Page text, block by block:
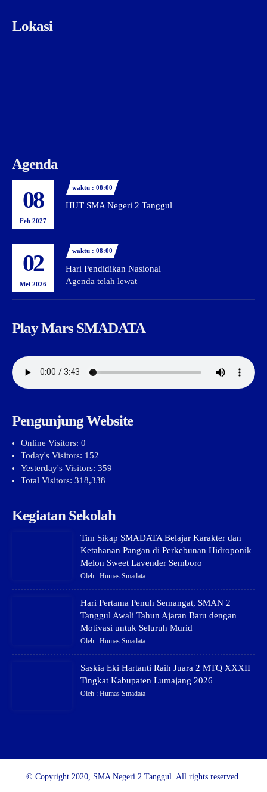
Lokasi
Agenda
08
Feb 2027
waktu : 08:00
HUT SMA Negeri 2 Tanggul
02
Mei 2026
waktu : 08:00
Hari Pendidikan Nasional
Agenda telah lewat
Play Mars SMADATA
Pengunjung Website
Online Visitors: 0
Today's Visitors: 152
Yesterday's Visitors: 359
Total Visitors: 318,338
Kegiatan Sekolah
Tim Sikap SMADATA Belajar Karakter dan
Ketahanan Pangan di Perkebunan Hidroponik
Melon Sweet Lavender Semboro
Oleh : Humas Smadata
Hari Pertama Penuh Semangat, SMAN 2
Tanggul Awali Tahun Ajaran Baru dengan
Motivasi untuk Seluruh Murid
Oleh : Humas Smadata
Saskia Eki Hartanti Raih Juara 2 MTQ XXXII
Tingkat Kabupaten Lumajang 2026
Oleh : Humas Smadata
© Copyright 2020, SMA Negeri 2 Tanggul. All rights reserved.